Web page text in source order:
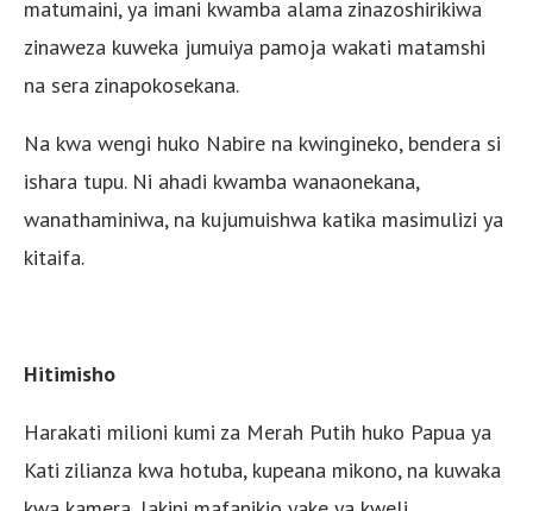
matumaini, ya imani kwamba alama zinazoshirikiwa
zinaweza kuweka jumuiya pamoja wakati matamshi
na sera zinapokosekana.
Na kwa wengi huko Nabire na kwingineko, bendera si
ishara tupu. Ni ahadi kwamba wanaonekana,
wanathaminiwa, na kujumuishwa katika masimulizi ya
kitaifa.
Hitimisho
Harakati milioni kumi za Merah Putih huko Papua ya
Kati zilianza kwa hotuba, kupeana mikono, na kuwaka